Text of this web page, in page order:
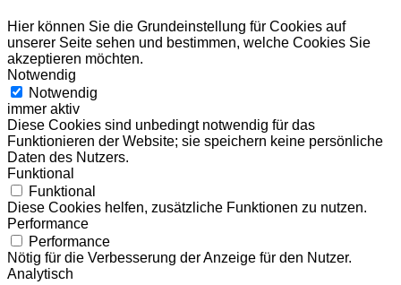
Hier können Sie die Grundeinstellung für Cookies auf
unserer Seite sehen und bestimmen, welche Cookies Sie
akzeptieren möchten.
Notwendig
Notwendig
immer aktiv
Diese Cookies sind unbedingt notwendig für das
Funktionieren der Website; sie speichern keine persönliche
Daten des Nutzers.
Funktional
Funktional
Diese Cookies helfen, zusätzliche Funktionen zu nutzen.
Performance
Performance
Nötig für die Verbesserung der Anzeige für den Nutzer.
Analytisch